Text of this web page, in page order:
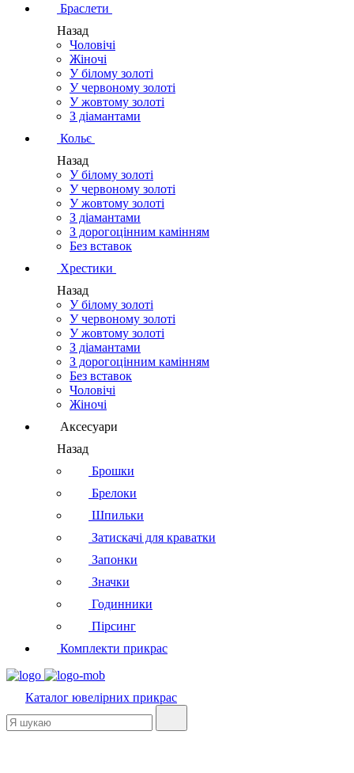
Браслети
Назад
Чоловічі
Жіночі
У білому золоті
У червоному золоті
У жовтому золоті
З діамантами
Кольє
Назад
У білому золоті
У червоному золоті
У жовтому золоті
З діамантами
З дорогоцінним камінням
Без вставок
Хрестики
Назад
У білому золоті
У червоному золоті
У жовтому золоті
З діамантами
З дорогоцінним камінням
Без вставок
Чоловічі
Жіночі
Аксесуари
Назад
Брошки
Брелоки
Шпильки
Затискачі для краватки
Запонки
Значки
Годинники
Пірсинг
Комплекти прикрас
Каталог ювелірних прикрас